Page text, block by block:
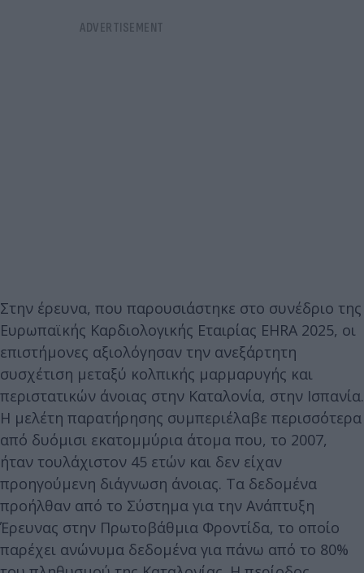
Στην έρευνα, που παρουσιάστηκε στο συνέδριο της
Ευρωπαϊκής Καρδιολογικής Εταιρίας EHRA 2025, οι
επιστήμονες αξιολόγησαν την ανεξάρτητη
συσχέτιση μεταξύ κολπικής μαρμαρυγής και
περιστατικών άνοιας στην Καταλονία, στην Ισπανία.
Η μελέτη παρατήρησης συμπεριέλαβε περισσότερα
από δυόμισι εκατομμύρια άτομα που, το 2007,
ήταν τουλάχιστον 45 ετών και δεν είχαν
προηγούμενη διάγνωση άνοιας. Τα δεδομένα
προήλθαν από το Σύστημα για την Ανάπτυξη
Έρευνας στην Πρωτοβάθμια Φροντίδα, το οποίο
παρέχει ανώνυμα δεδομένα για πάνω από το 80%